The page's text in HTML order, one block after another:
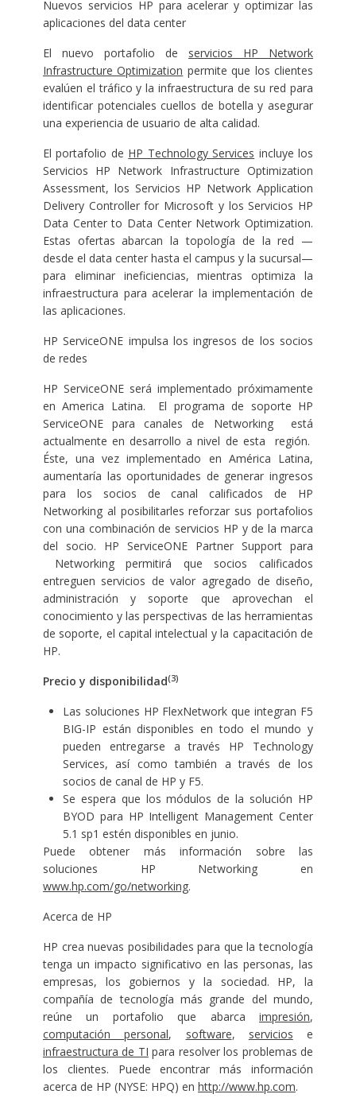
Nuevos servicios HP para acelerar y optimizar las
aplicaciones del data center
El nuevo portafolio de servicios HP Network
Infrastructure Optimization permite que los clientes
evalúen el tráfico y la infraestructura de su red para
identificar potenciales cuellos de botella y asegurar
una experiencia de usuario de alta calidad.
El portafolio de HP Technology Services incluye los
Servicios HP Network Infrastructure Optimization
Assessment, los Servicios HP Network Application
Delivery Controller for Microsoft y los Servicios HP
Data Center to Data Center Network Optimization.
Estas ofertas abarcan la topología de la red —
desde el data center hasta el campus y la sucursal—
para eliminar ineficiencias, mientras optimiza la
infraestructura para acelerar la implementación de
las aplicaciones.
HP ServiceONE impulsa los ingresos de los socios
de redes
HP ServiceONE será implementado próximamente
en America Latina. El programa de soporte HP
ServiceONE para canales de Networking está
actualmente en desarrollo a nivel de esta región.
Éste, una vez implementado en América Latina,
aumentaría las oportunidades de generar ingresos
para los socios de canal calificados de HP
Networking al posibilitarles reforzar sus portafolios
con una combinación de servicios HP y de la marca
del socio. HP ServiceONE Partner Support para
Networking permitirá que socios calificados
entreguen servicios de valor agregado de diseño,
administración y soporte que aprovechan el
conocimiento y las perspectivas de las herramientas
de soporte, el capital intelectual y la capacitación de
HP.
Precio y disponibilidad(3)
Las soluciones HP FlexNetwork que integran F5
BIG-IP están disponibles en todo el mundo y
pueden entregarse a través HP Technology
Services, así como también a través de los
socios de canal de HP y F5.
Se espera que los módulos de la solución HP
BYOD para HP Intelligent Management Center
5.1 sp1 estén disponibles en junio.
Puede obtener más información sobre las
soluciones HP Networking en
www.hp.com/go/networking.
Acerca de HP
HP crea nuevas posibilidades para que la tecnología
tenga un impacto significativo en las personas, las
empresas, los gobiernos y la sociedad. HP, la
compañía de tecnología más grande del mundo,
reúne un portafolio que abarcaimpresión,
computación personal, software, servicios e
infraestructura de TI para resolver los problemas de
los clientes. Puede encontrar más información
acerca de HP (NYSE: HPQ) en http://www.hp.com.